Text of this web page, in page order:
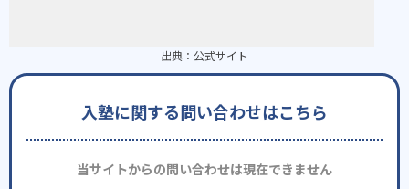
出典： 公式サイト
入塾に関する問い合わせはこちら
当サイトからの問い合わせは現在できません